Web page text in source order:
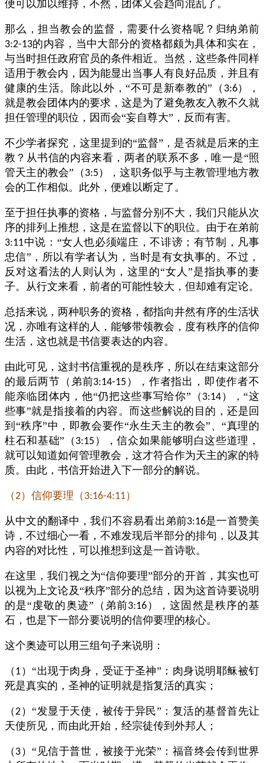
便可以加以维持，不然，团体又会趋向混乱了。
那么，担当教会的监督，需要什么资格呢？归纳弟前
3:2-13的内容，当中大部分的资格都颇为具体和实在，
与当时担任政府官员的条件相近。当然，这些条件同样
适用于教会内，因为能显出当事人有良好品质，并且有
健康的生活。除此以外，“不可是新奉教的”（ 3:6），
就是教会团体内的要求，这是为了避免教友入教不久就
担任管理的职位，因而会“妄自尊大”，反而有害。
不少学者探究，这里提到的“监督”，是否就是后来的主
教？从书信的内容来看，两者的联系不多，唯一是“照
管天主的教会”（ 3:5 ），这职务似乎与主教管理地方教
会的工作相似。此外，便难以断定了。
至于担任执事的资格，与监督分别不大，我们只能从次
序的排列上推想，这是在监督以下的职位。由于在弟前
3:11中说：“女人也必须端庄，不诽谤；有节制，凡事
忠信”，所以有学者认为，当时是有女执事的。不过，
反对这看法的人则认为，这里的“女人”是指执事的妻
子。从行文来看，前者的可能性较大，但却难有定论。
总括来说，两种职务的资格，都指向井然有序的生活状
况，亦唯有这样的人，能够带领教会，度有秩序的信仰
生活，这也就是书信要表达的内容。
由此可见，这封书信重视的是秩序，所以在结束这部分
的最后两节（弟前3:14-15 ），作者指出，即使作者不
能亲临团体内，他“仍把这些事写给你”（ 3:14 ），“这
些事”就是指接着的内容。而这些解说的目的，还是回
到“秩序”中，即教会要作“永生天主的教会”、“真理的
柱石和基础”（ 3:15 ），信众如果能够明白这些道理，
就可以知道如何管理教会，这才符合作为天主的家的特
质。由此，书信开始进入下一部分的解说。
（2）信仰要理（ 3:16-4:11）
从中文的翻译中，我们不容易看出弟前3:16是一首赞美
诗，不过细心一看，不难发现后半部分的排句，以及其
内容的对比性，可以推想到这是一首诗歌。
在这里，我们视之为“信仰要理”部分的开首，其实也可
以视为上文论及“秩序”部分的总结，因为这首诗要说明
的是“虔敬的奥迹”（弟前3:16 ），这固然是秩序的基
石，也是下一部分要说明的信仰要理的核心。
这个奥迹可以用三组句子来说明：
（ 1 ）“出现于肉身，受证于圣神”：肉身说明耶稣被钉
死是真实的，圣神的证明就是指复活的真实；
（2 ）“发显于天使，被传于异民”：复活的基督首先让
天使所见，而由此开始，经宗徒传到外邦人；
（ 3 ）“见信于普世，被接于光荣”：福音终会传到世界